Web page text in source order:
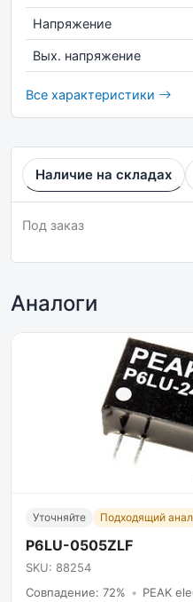
Напряжение
Вых. напряжение
Все характеристики
Наличие на складах
Под заказ
Аналоги
Уточняйте Подходящий
P6LU-0505ZLF
SKU: 88254
Совпадение: 72% • PEAK